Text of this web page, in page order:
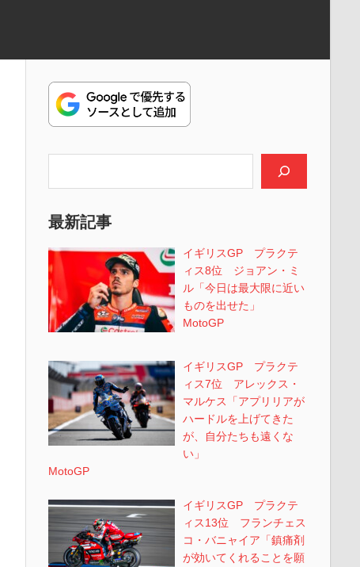
最新記事
イギリスGP プラクテ
ィス8位 ジョアン・ミ
ル「今日は最大限に近い
ものを出せた」
MotoGP
イギリスGP プラクテ
ィス7位 アレックス・
マルケス「アプリリアが
ハードルを上げてきた
が、自分たちも遠くな
い」
MotoGP
イギリスGP プラクテ
ィス13位 フランチェス
コ・バニャイア「鎮痛剤
が効いてくれることを願